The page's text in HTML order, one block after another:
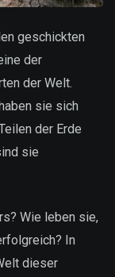
geschickten
der
der Welt.
sie sich
der Erde
sie
Wie leben sie,
In
dieser